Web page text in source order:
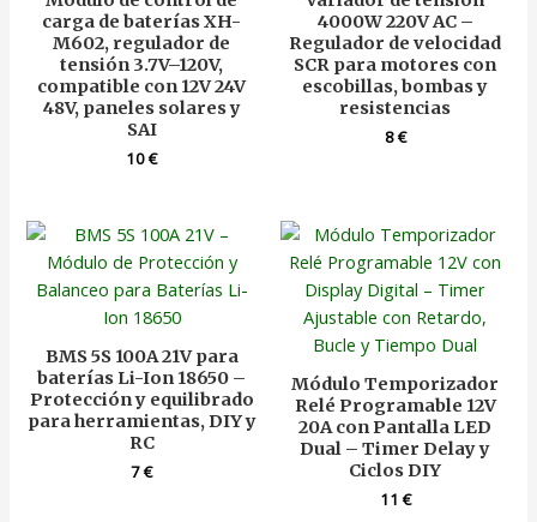
carga de baterías XH-
M602, regulador de
tensión 3.7V–120V,
compatible con 12V 24V
48V, paneles solares y
SAI
10€
4000W 220V AC –
Regulador de velocidad
SCR para motores con
escobillas, bombas y
resistencias
8€
BMS 5S 100A 21V para
baterías Li-Ion 18650 –
Protección y equilibrado
para herramientas, DIY y
RC
7€
Módulo Temporizador
Relé Programable 12V
20A con Pantalla LED
Dual – Timer Delay y
Ciclos DIY
11€